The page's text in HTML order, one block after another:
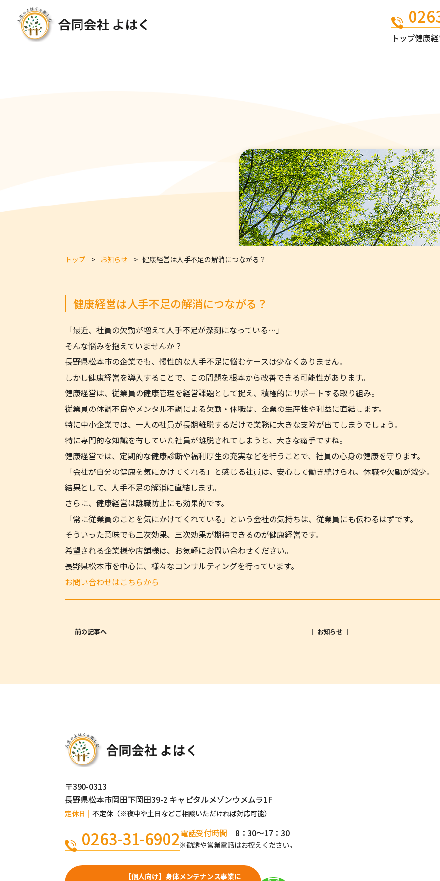
電話番号
トップ健康
お知
トップ お知らせ 健康経営は人手不足の解消につながる？
健康経営は人手不足の解消につながる？
「最近、社員の欠勤が増えて人手不足が深刻になっている…」
そんな悩みを抱えていませんか？
長野県松本市の企業でも、慢性的な人手不足に悩むケースは少なくありません。
しかし健康経営を導入することで、この問題を根本から改善できる可能性があります。
健康経営は、従業員の健康管理を経営課題として捉え、積極的にサポートする取り組み。
従業員の体調不良やメンタル不調による欠勤・休職は、企業の生産性や利益に直結します。
特に中小企業では、一人の社員が長期離脱するだけで業務に大きな支障が出てしまうでしょう。
特に専門的な知識を有していた社員が離脱されてしまうと、大きな痛手ですね。
健康経営では、定期的な健康診断や福利厚生の充実などを行うことで、社員の心身の健康を守ります。
「会社が自分の健康を気にかけてくれる」と感じる社員は、安心して働き続けられ、休職や欠勤が減少。
結果として、人手不足の解消に直結します。
さらに、健康経営は離職防止にも効果的です。
「常に従業員のことを気にかけてくれている」という会社の気持ちは、従業員にも伝わるはずです。
そういった意味でも二次効果、三次効果が期待できるのが健康経営です。
希望される企業様や店舗様は、お気軽にお問い合わせください。
長野県松本市を中心に、様々なコンサルティングを行っています。
お問い合わせはこちらから
前の記事へ │ お知らせ │
〒390-0313
長野県松本市岡田下岡田39-2 キャピタルメゾンウメムラ1F
定休日 不定休（※夜中や土日などご相談いただければ対応可能）
電話番号0263-31-6902電話受付時間 8：30～17：30
【個人向け】身体メンテナンス事業に